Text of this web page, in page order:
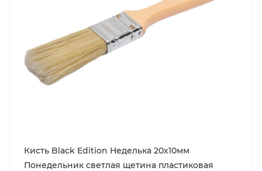
Кисть Black Edition Неделька 20х10мм
Понедельник светлая щетина пластиковая